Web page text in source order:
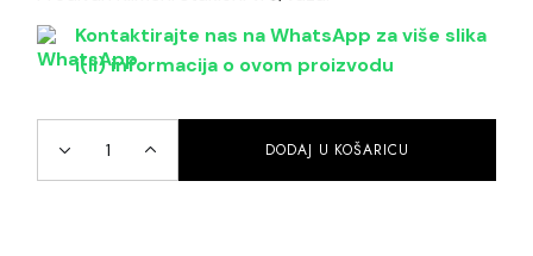
Kontaktirajte nas na WhatsApp za više slika
i(li) informacija o ovom proizvodu
Klimchi vrč/vaza Rosaline Kugel quantity
DODAJ U KOŠARICU